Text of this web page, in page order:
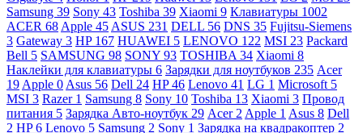
Samsung 39 Sony 43 Toshiba 39 Xiaomi 9 Клавиатуры 1002
ACER 68 Apple 45 ASUS 231 DELL 56 DNS 35 Fujitsu-Siemens
3 Gateway 3 HP 167 HUAWEI 5 LENOVO 122 MSI 23 Packard
Bell 5 SAMSUNG 98 SONY 93 TOSHIBA 34 Xiaomi 8
Наклейки для клавиатуры 6 Зарядки для ноутбуков 235 Acer
19 Apple 0 Asus 56 Dell 24 HP46 Lenovo 41 LG 1 Microsoft 5
MSI 3 Razer 1 Samsung 8 Sony 10 Toshiba 13 Xiaomi 3 Провод
питания 5 Зарядка Авто-ноутбук 29 Acer 2 Apple 1 Asus 8 Dell
2 HP6 Lenovo 5 Samsung 2 Sony 1 Зарядка на квадракоптер 2